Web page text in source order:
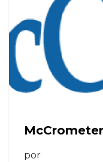
McCrometer
por